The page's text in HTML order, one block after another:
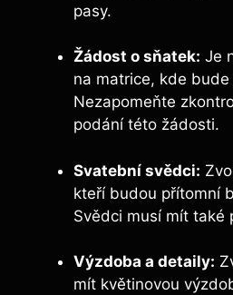
pasy.
Žádost o sňatek: Je
na matrice, kde
Nezapomeňte
podání této žádosti.
Svatební svědci:
kteří budou přítomní
Svědci musí mít také
Výzdoba a detaily:
mít květinovou